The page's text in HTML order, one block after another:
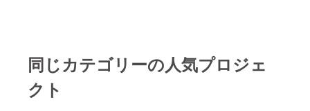
同じカテゴリーの人気プロジェ
クト